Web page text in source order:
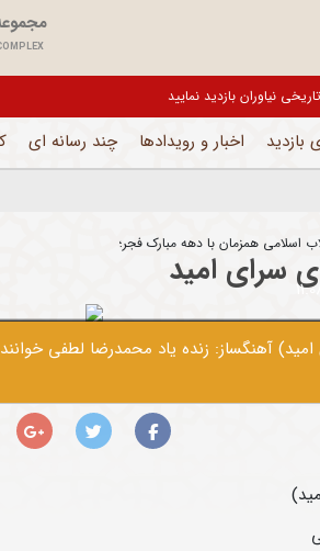
تا اطلاع ثانوی تعطیل می باشد و فقط بخش های اداری
بازدید اخبار و رویدادها چند رسانه ای
اسلامی همزمان با دهه مبارک فجر؛
سرای امید
آهنگساز: زنده یاد محمدرضا لطفی